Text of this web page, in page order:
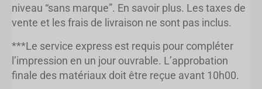
niveau “sans marque”. En savoir plus. Les taxes de
vente et les frais de livraison ne sont pas inclus.
***Le service express est requis pour compléter
l’impression en un jour ouvrable. L’approbation
finale des matériaux doit être reçue avant 10h00.